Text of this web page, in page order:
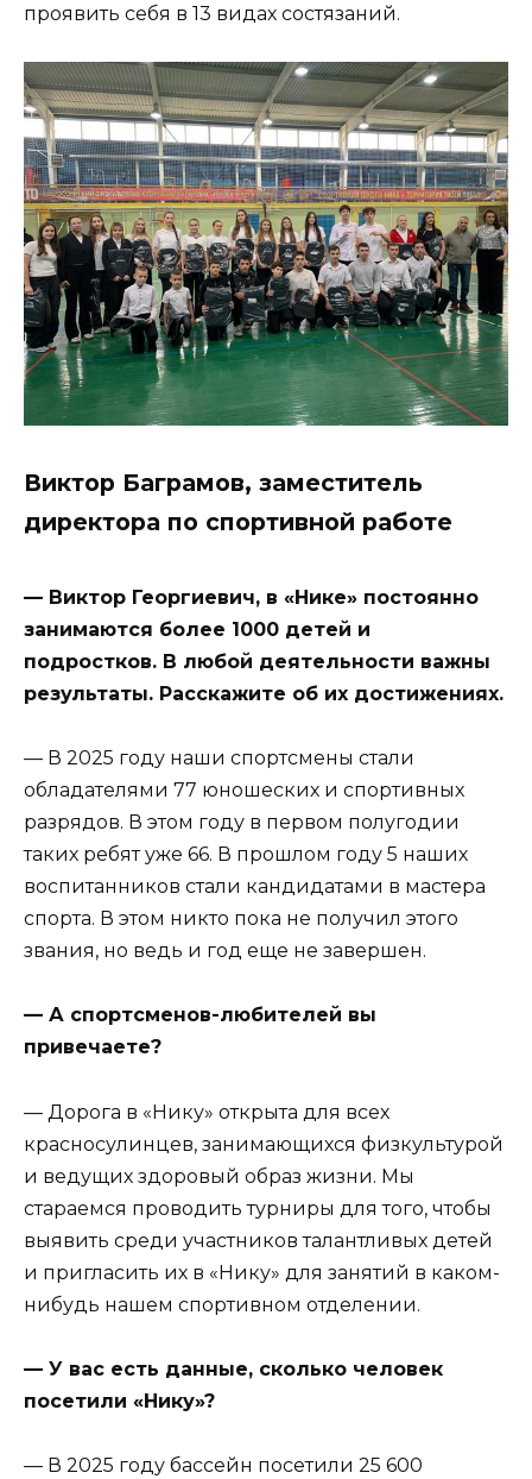
проявить себя в 13 видах состязаний.
Виктор Баграмов, заместитель
директора по спортивной работе
— Виктор Георгиевич, в «Нике» постоянно
занимаются более 1000 детей и
подростков. В любой деятельности важны
результаты. Расскажите об их достижениях.
— В 2025 году наши спортсмены стали
обладателями 77 юношеских и спортивных
разрядов. В этом году в первом полугодии
таких ребят уже 66. В прошлом году 5 наших
воспитанников стали кандидатами в мастера
спорта. В этом никто пока не получил этого
звания, но ведь и год еще не завершен.
— А спортсменов-любителей вы
привечаете?
— Дорога в «Нику» открыта для всех
красносулинцев, занимающихся физкультурой
и ведущих здоровый образ жизни. Мы
стараемся проводить турниры для того, чтобы
выявить среди участников талантливых детей
и пригласить их в «Нику» для занятий в каком-
нибудь нашем спортивном отделении.
— У вас есть данные, сколько человек
посетили «Нику»?
— В 2025 году бассейн посетили 25 600